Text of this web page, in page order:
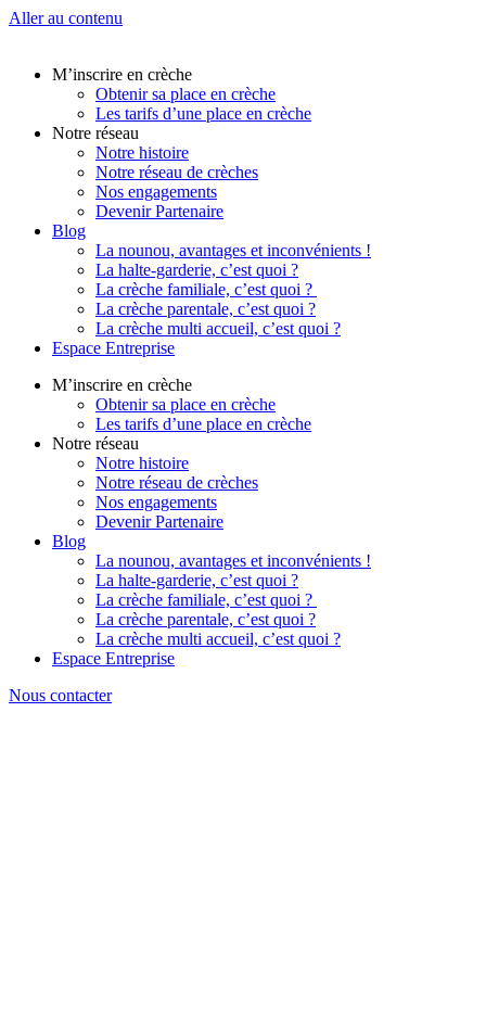
Aller au contenu
M’inscrire en crèche
Obtenir sa place en crèche
Les tarifs d’une place en crèche
Notre réseau
Notre histoire
Notre réseau de crèches
Nos engagements
Devenir Partenaire
Blog
La nounou, avantages et inconvénients !
La halte-garderie, c’est quoi ?
La crèche familiale, c’est quoi ?
La crèche parentale, c’est quoi ?
La crèche multi accueil, c’est quoi ?
Espace Entreprise
M’inscrire en crèche
Obtenir sa place en crèche
Les tarifs d’une place en crèche
Notre réseau
Notre histoire
Notre réseau de crèches
Nos engagements
Devenir Partenaire
Blog
La nounou, avantages et inconvénients !
La halte-garderie, c’est quoi ?
La crèche familiale, c’est quoi ?
La crèche parentale, c’est quoi ?
La crèche multi accueil, c’est quoi ?
Espace Entreprise
Nous contacter